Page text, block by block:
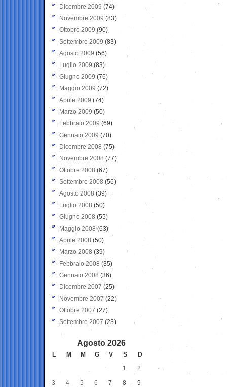
Dicembre 2009 (74)
Novembre 2009 (83)
Ottobre 2009 (90)
Settembre 2009 (83)
Agosto 2009 (56)
Luglio 2009 (83)
Giugno 2009 (76)
Maggio 2009 (72)
Aprile 2009 (74)
Marzo 2009 (50)
Febbraio 2009 (69)
Gennaio 2009 (70)
Dicembre 2008 (75)
Novembre 2008 (77)
Ottobre 2008 (67)
Settembre 2008 (56)
Agosto 2008 (39)
Luglio 2008 (50)
Giugno 2008 (55)
Maggio 2008(63)
Aprile 2008 (50)
Marzo 2008 (39)
Febbraio 2008 (35)
Gennaio 2008 (36)
Dicembre 2007 (25)
Novembre 2007 (22)
Ottobre 2007 (27)
Settembre 2007 (23)
Agosto 2026
L M M G V S
D
1
2
3 4 5 6 7 8 9